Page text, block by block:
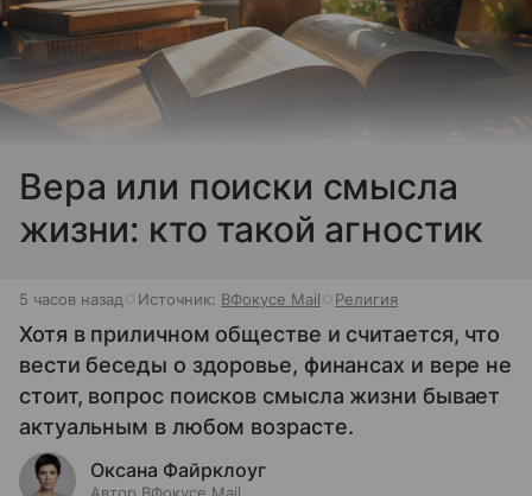
Вера или поиски смысла
жизни: кто такой агностик
5 часов назад Источник: ВФокусе Mail Религия
Хотя в приличном обществе и считается, что
вести беседы о здоровье, финансах и вере не
стоит, вопрос поисков смысла жизни бывает
актуальным в любом возрасте.
Оксана Файрклоуг
Автор ВФокусе Mail